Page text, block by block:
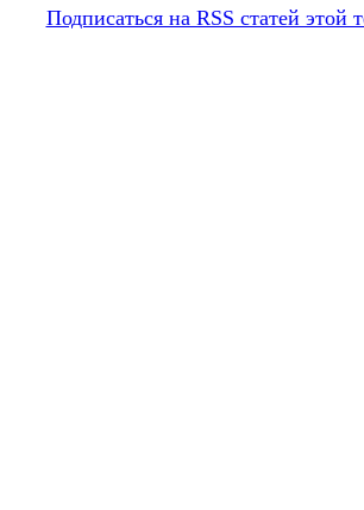
Подписаться на RSS статей этой